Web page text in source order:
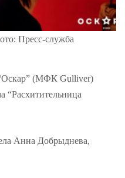
Пресс-служба
“Оскар” (МФК Gulliver)
“Расхитительница
Анна Добрыднева,